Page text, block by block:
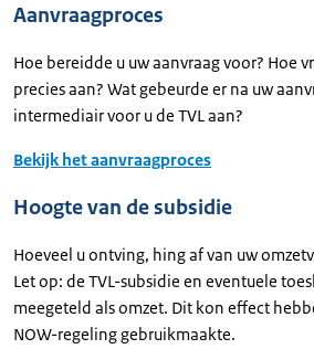
Aanvraagproces
Hoe bereidde u uw aanvraag voor? Hoe
precies aan? Wat gebeurde er na uw
intermediair voor u de TVL aan?
Bekijk het aanvraagproces
Hoogte van de subsidie
Hoeveel u ontving, hing af van uw
Let op: de TVL-subsidie en eventuele
meegeteld als omzet. Dit kon effect
NOW-regeling gebruikmaakte.